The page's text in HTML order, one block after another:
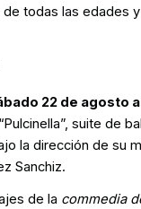
todas las edades
22 de agosto
suite de
la dirección de su
Sanchiz.
de la commedia